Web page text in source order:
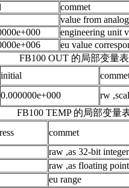
commet
value from
engineering unit
eu value
FB100 OUT 的局部变量表
initial
0.000000e+000
rw
FB100 TEMP 的局部变量
commet
raw ,as 32-bit integer
raw ,as floating
eu range